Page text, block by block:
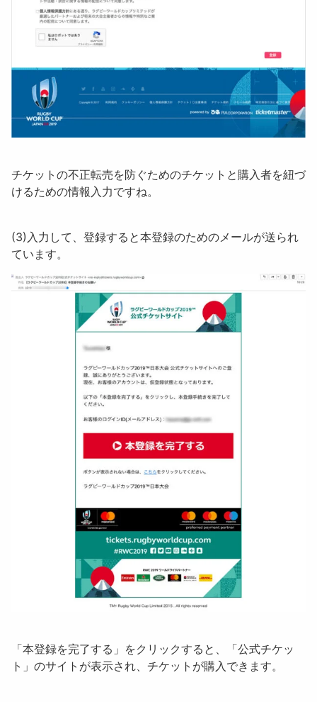
チケットの不正転売を防ぐためのチケットと購入者を紐づ
けるための情報入力ですね。
(3)入力して、登録すると本登録のためのメールが送られ
ています。
「本登録を完了する 」をクリックすると、「公式チケッ
ト 」のサイトが表示され、チケットが購入できます。